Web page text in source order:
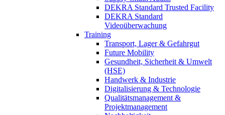
DEKRA Standard Trusted Facility
DEKRA Standard
Videoüberwachung
Training
Transport, Lager & Gefahrgut
Future Mobility
Gesundheit, Sicherheit & Umwelt
(HSE)
Handwerk & Industrie
Digitalisierung & Technologie
Qualitätsmanagement &
Projektmanagement